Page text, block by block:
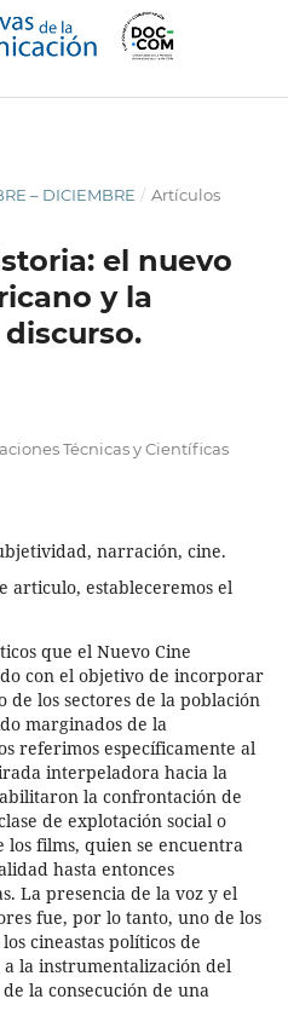
– DICIEMBRE / Artículos
el nuevo
y la
Técnicas y Científicas
narración, cine.
articulo, estableceremos el
que el Nuevo Cine
con el objetivo de incorporar
los sectores de la población
marginados de la
referimos específicamente al
interpeladora hacia la
la confrontación de
de explotación social o
los films, quien se encuentra
hasta entonces
La presencia de la voz y el
fue, por lo tanto, uno de los
cineastas políticos de
la instrumentalización del
la consecución de una